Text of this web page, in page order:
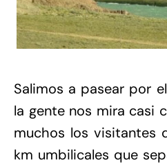
Salimos a pasear por
la gente nos mira casi
muchos los visitantes
km umbilicales que